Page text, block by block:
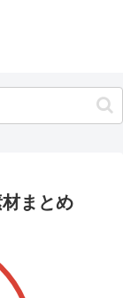
まとめ